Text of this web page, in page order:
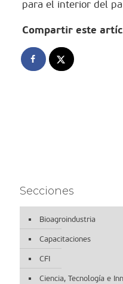
para el interior del
Compartir este
Secciones
Bioagroindustria
Capacitaciones
CFI
Ciencia, Tecnología e